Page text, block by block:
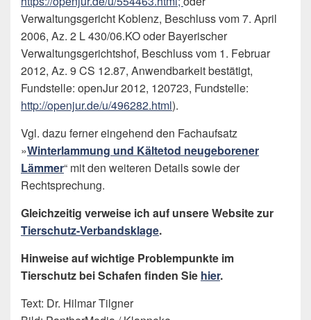
Verwaltungsgericht Koblenz, Beschluss vom 7. April
2006, Az. 2 L 430/06.KO oder Bayerischer
Verwaltungsgerichtshof, Beschluss vom 1. Februar
2012, Az. 9 CS 12.87, Anwendbarkeit bestätigt,
Fundstelle: openJur 2012, 120723, Fundstelle:
http://openjur.de/u/496282.html).
Vgl. dazu ferner eingehend den Fachaufsatz
»Winterlammung und Kältetod neugeborener
Lämmer“ mit den weiteren Details sowie der
Rechtsprechung.
Gleichzeitig verweise ich auf unsere Website zur
Tierschutz-Verbandsklage.
Hinweise auf wichtige Problempunkte im
Tierschutz bei Schafen finden Sie hier.
Text: Dr. Hilmar Tilgner